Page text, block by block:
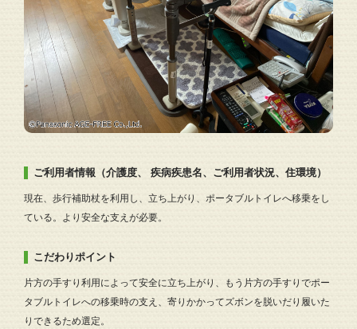
ご利用者情報（介護度、 疾病疾患名、ご利用者状況、住環境）
現在、歩行補助杖を利用し、立ち上がり、ポータブルトイレへ移乗をし
ている。より安全な支えが必要。
こだわりポイント
片方の手すり利用によって安全に立ち上がり、もう片方の手すりでポー
タブルトイレへの移乗時の支え、寄りかかってズボンを脱いだり履いた
りできるため選定。